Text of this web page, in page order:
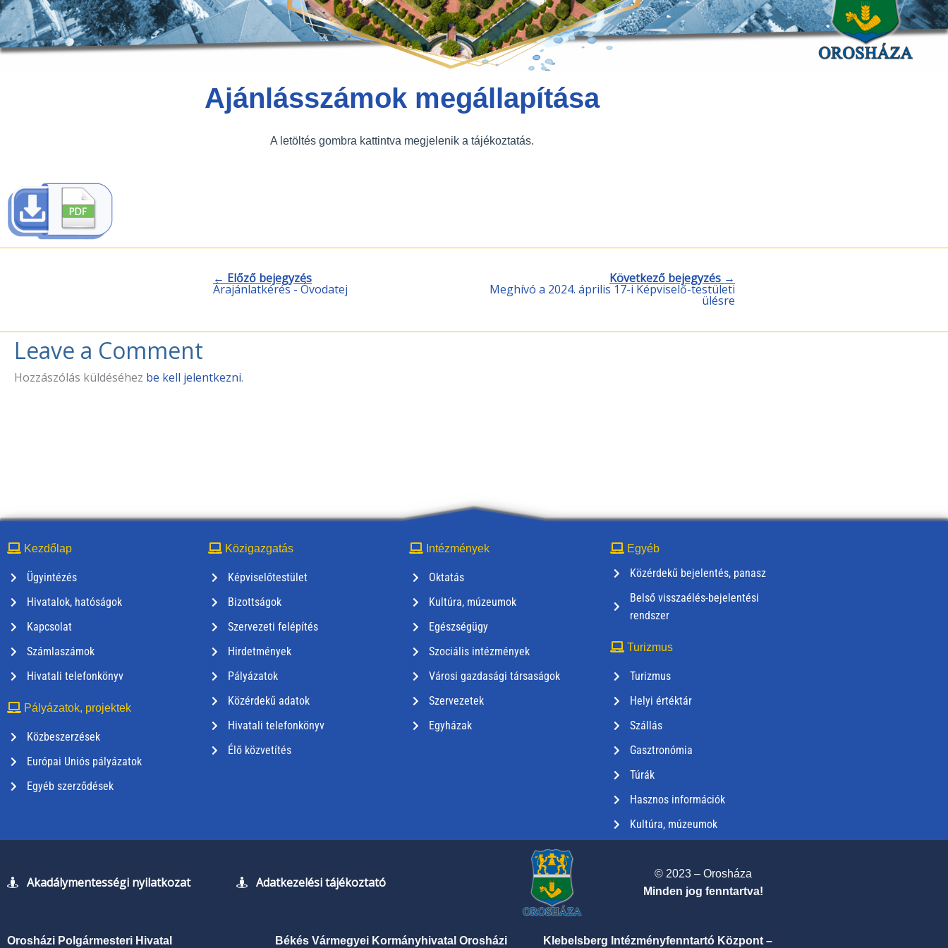
Ajánlásszámok megállapítása
A letöltés gombra kattintva megjelenik a tájékoztatás.
← Előző bejegyzés
Árajánlatkérés - Óvodatej
Következő bejegyzés →
Meghívó a 2024. április 17-i Képviselő-testületi
ülésre
Leave a Comment
Hozzászólás küldéséhez be kell jelentkezni.
Kezdőlap
Ügyintézés
Hivatalok, hatóságok
Kapcsolat
Számlaszámok
Hivatali telefonkönyv
Pályázatok, projektek
Közbeszerzések
Európai Uniós pályázatok
Egyéb szerződések
Közigazgatás
Képviselőtestület
Bizottságok
Szervezeti felépítés
Hirdetmények
Pályázatok
Közérdekű adatok
Hivatali telefonkönyv
Élő közvetítés
Intézmények
Oktatás
Kultúra, múzeumok
Egészségügy
Szociális intézmények
Városi gazdasági társaságok
Szervezetek
Egyházak
Egyéb
Közérdekű bejelentés, panasz
Belső visszaélés-bejelentési
rendszer
Turizmus
Turizmus
Helyi értéktár
Szállás
Gasztronómia
Túrák
Hasznos információk
Kultúra, múzeumok
Akadálymentességi nyilatkozat Adatkezelési tájékoztató
© 2023 – Orosháza
Minden jog fenntartva!
Orosházi Polgármesteri Hivatal Békés Vármegyei Kormányhivatal Orosházi Klebelsberg Intézményfenntartó Központ –